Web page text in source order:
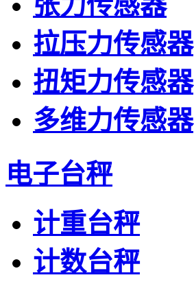
拉压力传感器
扭矩力传感器
多维力传感器
电子台秤
计重台秤
计数台秤